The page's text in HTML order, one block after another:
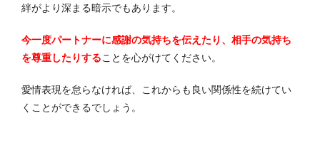
絆がより深まる暗示でもあります。
今一度パートナーに感謝の気持ちを伝えたり、相手の気持ち
を尊重したりすることを心がけてください。
愛情表現を怠らなければ、これからも良い関係性を続けてい
くことができるでしょう。